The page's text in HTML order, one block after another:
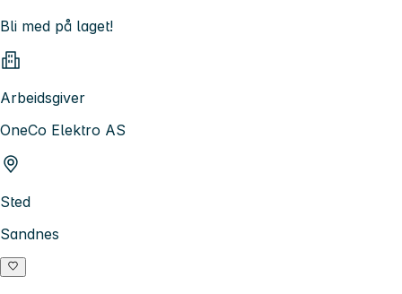
Bli med på laget!
Arbeidsgiver
OneCo Elektro AS
Sted
Sandnes